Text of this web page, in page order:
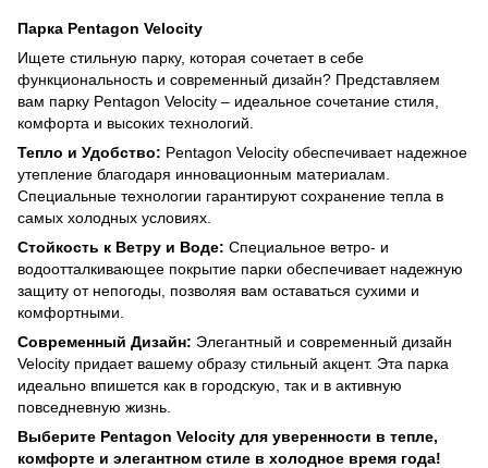
Парка Pentagon Velocity
Ищете стильную парку, которая сочетает в себе
функциональность и современный дизайн? Представляем
вам парку Pentagon Velocity – идеальное сочетание стиля,
комфорта и высоких технологий.
Тепло и Удобство: Pentagon Velocity обеспечивает надежное
утепление благодаря инновационным материалам.
Специальные технологии гарантируют сохранение тепла в
самых холодных условиях.
Стойкость к Ветру и Воде: Специальное ветро- и
водоотталкивающее покрытие парки обеспечивает надежную
защиту от непогоды, позволяя вам оставаться сухими и
комфортными.
Современный Дизайн: Элегантный и современный дизайн
Velocity придает вашему образу стильный акцент. Эта парка
идеально впишется как в городскую, так и в активную
повседневную жизнь.
Выберите Pentagon Velocity для уверенности в тепле,
комфорте и элегантном стиле в холодное время года!